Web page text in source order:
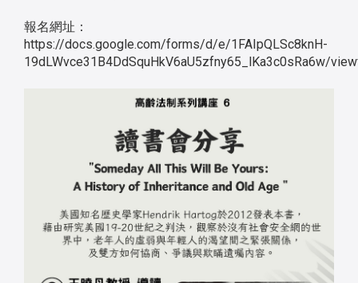
報名網址：
https://docs.google.com/forms/d/e/1FAIpQLSc8knH-
19dLWvce31B4DdSquHkV6aU5zfny65_lKa3c0sRa6w/